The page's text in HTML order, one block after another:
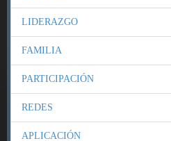
LIDERAZGO
FAMILIA
PARTICIPACIÓN
REDES
APLICACIÓN